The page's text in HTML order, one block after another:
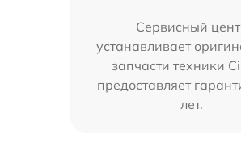
Сервисный
устанавливает
запчасти техники
предоставляет
лет.